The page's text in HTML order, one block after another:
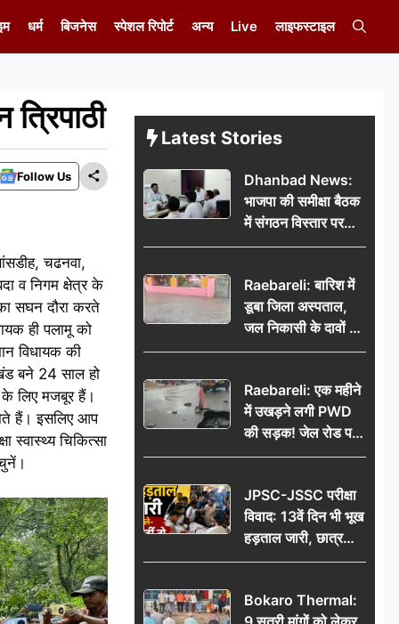
धर्म बिजनेस स्पेशल रिपोर्ट अन्य Live लाइफस्टाइल
Follow Us
चढनवा,
व निगम क्षेत्र के
सघन दौरा करते
ही पलामू को
विधायक की
बने 24 साल हो
लिए मजबूर हैं।
हैं। इसलिए आप
चिकित्सा
Latest Stories
Dhanbad News:
भाजपा की समीक्षा बैठक
में संगठन विस्तार पर
मंथन, बीडीओ से
जनसमस्याओं का विवरण
Raebareli: बारिश में
डूबा जिला अस्पताल,
जल निकासी के दावों की
खुली पोल
Raebareli: एक महीने
में उखड़ने लगी PWD
की सड़क! जेल रोड पर
गड्ढे ने खोली निर्माण
की उठी मांग
JPSC-JSSC परीक्षा
विवाद: 13वें दिन भी भूख
हड़ताल जारी, छात्र
बोले- जांच नहीं तो
Bokaro Thermal: